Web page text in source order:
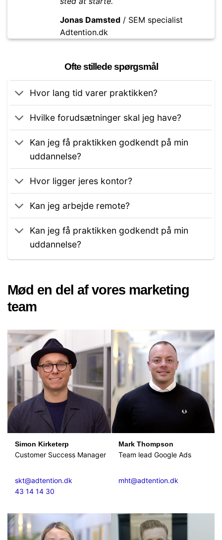
Jonas Damsted / SEM specialist
Adtention.dk
Ofte stillede spørgsmål
Hvor lang tid varer praktikken?
Hvilke forudsætninger skal jeg have?
Kan jeg få praktikken godkendt på min
uddannelse?
Hvor ligger jeres kontor?
Kan jeg arbejde remote?
Kan jeg få praktikken godkendt på min
uddannelse?
Mød en del af vores marketing
team
Simon Kirketerp
Customer Success Manager
skt@adtention.dk
43 14 14 30
Mark Thompson
Team lead Google Ads
mht@adtention.dk